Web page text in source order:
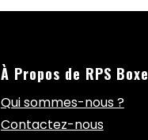
À Propos de RPS Boxe
Qui sommes-nous ?
Contactez-nous